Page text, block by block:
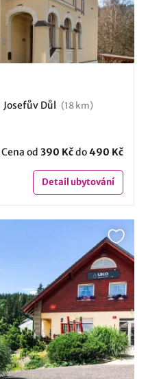
Josefův Důl (18 km)
Cena od 390 Kčdo490 Kč
Detailubytování